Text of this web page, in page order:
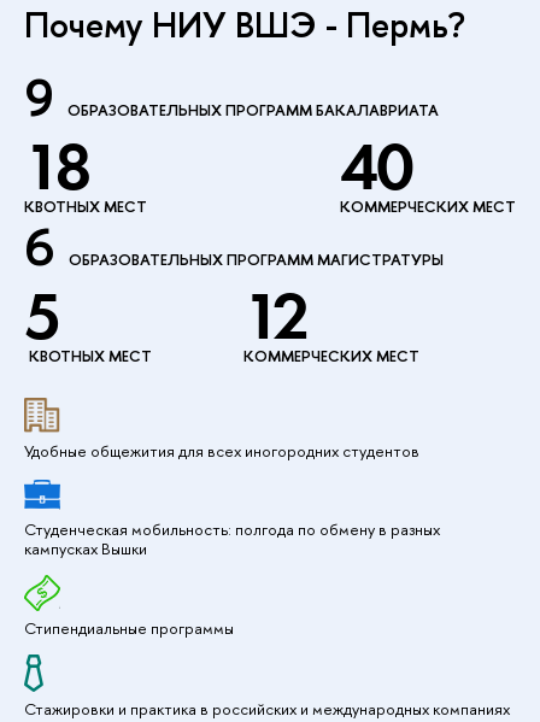
Почему НИУ ВШЭ - Пермь?
9 ОБРАЗОВАТЕЛЬНЫХ ПРОГРАММ БАКАЛАВРИАТА
18
КВОТНЫХ МЕСТ 40
КОММЕРЧЕСКИХ МЕСТ
6 ОБРАЗОВАТЕЛЬНЫХ ПРОГРАММ МАГИСТРАТУРЫ
5
КВОТНЫХ МЕСТ 12
КОММЕРЧЕСКИХ МЕСТ
Удобные общежития для всех иногородних студентов
Студенческая мобильность: полгода по обмену в разных
кампусках Вышки
Стипендиальные программы
Стажировки и практика в российских и международных компаниях